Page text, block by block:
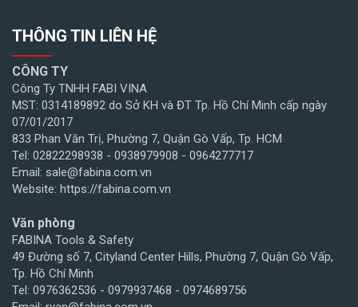
THÔNG TIN LIÊN HỆ
CÔNG TY
Công Ty TNHH FABI VINA
MST: 0314189892 do Sở KH và ĐT Tp. Hồ Chí Minh cấp ngày
07/01/2017
833 Phan Văn Trị, Phường 7, Quận Gò Vấp, Tp. HCM
Tel: 02822298938 - 0938979908 - 0964277717
Email: sale@fabina.com.vn
Website: https://fabina.com.vn
Văn phòng
FABINA Tools & Safety
49 Đường số 7, Cityland Center Hills, Phường 7, Quận Gò Vấp,
Tp. Hồ Chí Minh
Tel: 0976362536 - 0979937468 - 0974689756